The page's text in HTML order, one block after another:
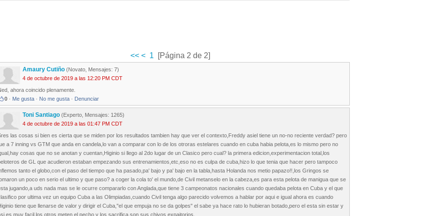
<< < 1 [Página 2 de 2]
Amaury Cutiño (Novato, Mensajes: 7)
4 de octubre de 2019 a las 12:20 PM CDT
ahora coincido plenamente.
0 · Me gusta · No me gusta · Denunciar
Toni Santiago (Experto, Mensajes: 1265)
4 de octubre de 2019 a las 01:47 PM CDT
las cosas si bien es cierta que se miden por los resultados tambien hay que ver el contexto,Freddy asiel tiene un no-no reciente verdad? pero
a 7 inning vs GTM que anda en candela,lo van a comparar con lo de los otroras estelares cuando en cuba habia pelota,es lo mismo pero no
cosas que no se anotan y cuentan,Higinio si llego al 2do lugar de un Clasico pero cual? la primera edicion,experimentacion total,los
de GL que acudieron estaban empezando sus entrenamientos,etc,eso no es culpa de cuba,hizo lo que tenia que hacer pero tampoco
tanto el globo,con el paso del tiempo que ha pasado,pa' bajo y pa' bajo en la tabla,hasta Holanda nos metio papazo!!,los Gringos se
un poco en serio el ultimo y que paso? a coger la cola to' el mundo,de Civil metanselo en la cabeza,es para esta pelota de manigua que se
jugando,a uds nada mas se le ocurre compararlo con Anglada,que tiene 3 campeonatos nacionales cuando quedaba pelota en Cuba y el que
por ultima vez un equipo Cuba a las Olimpiadas,cuando Civil tenga algo parecido volvemos a hablar por aqui e igual ahora es cuando
tiene que llenarse de valor y dirigir el Cuba,"el que empuja no se da golpes" el sabe ya hace rato lo hubieran botado,pero el esta sin estar y
es muy facil,los otros meten el pecho y los sacrifica,son sus chivos expaitorios.